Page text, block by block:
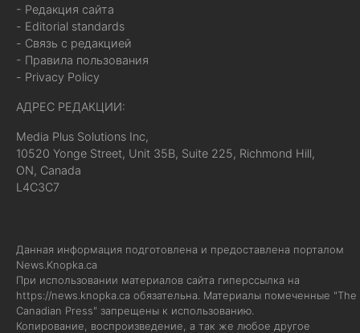
- Редакция сайта
- Editorial standards
- Связь с редакцией
- Правила пользования
- Privacy Policy
АДРЕС РЕДАКЦИИ:
Media Plus Solutions Inc,
10520 Yonge Street, Unit 35B, Suite 225, Richmond Hill,
ON, Canada
L4C3C7
Данная информация подготовлена и предоставлена порталом
News.Knopka.ca
При использовании материалов сайта гиперссылка на
https://news.knopka.ca обязательна. Материалы помеченные "The
Canadian Press" запрещены к использованию.
Копирование, воспроизведение, а так же любое другое